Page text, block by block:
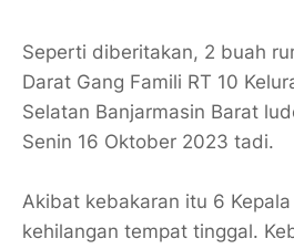
Seperti diberitakan, 2 buah
Darat Gang Famili RT 10
Selatan Banjarmasin Barat
Senin 16 Oktober 2023 tadi.
Akibat kebakaran itu 6 Kepala
kehilangan tempat tinggal.